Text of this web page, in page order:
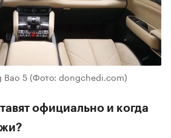
Bao 5(Фото: dongchedi.com)
официально и когда